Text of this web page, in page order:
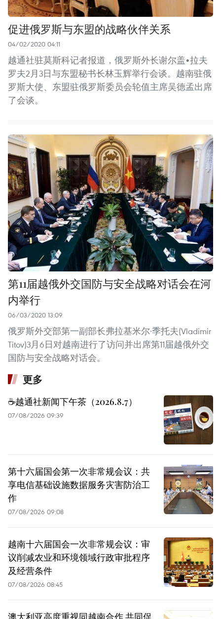
促进俄罗斯与东盟的战略伙伴关系
04/02/2020 04:11
越通社驻莫斯科记者报道，俄罗斯外长谢尔盖•拉夫
罗夫2月3日与东盟秘书长林玉辉举行会谈。越南驻俄
罗斯大使、东盟驻俄罗斯委员会轮值主席吴德孟出席
了会谈。
第11届越俄外交国防与安全战略对话会在河
内举行
06/03/2020 13:09
俄罗斯外交部第一副部长弗拉基米尔·季托夫(Vladimir
Titov)3月6日对越南进行了访问并出席第11届越俄外交
国防与安全战略对话会。
更多
☕️越通社新闻下午茶（2026.8.7）
07/08/2026 09:39
第十六届国会第一次非常规会议：共
享电信基础设施数据服务灾害防治工
作
07/08/2026 09:08
越南十六届国会一次非常规会议：审
议削减农业和环境领域行政审批程序
及经营条件
07/08/2026 08:45
澳大利亚高度重视同越南合作 共同促